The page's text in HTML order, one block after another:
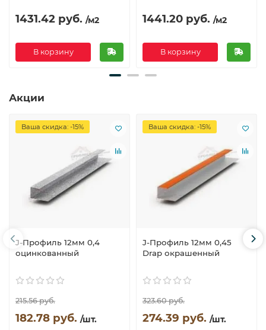
1431.42 руб. /м2
В корзину
1441.20 руб. /м2
В корзину
Акции
Ваша скидка: -15%
J-Профиль 12мм 0,4
оцинкованный
215.56 руб.
182.78 руб. /шт.
Ваша скидка: -15%
J-Профиль 12мм 0,45
Drap окрашенный
323.60 руб.
274.39 руб. /шт.